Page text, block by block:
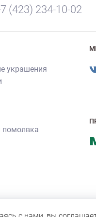
(423) 234-10-02
украшения
помолвка
фотографии не